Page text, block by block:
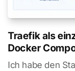
Traefik als
Docker
Ich habe den